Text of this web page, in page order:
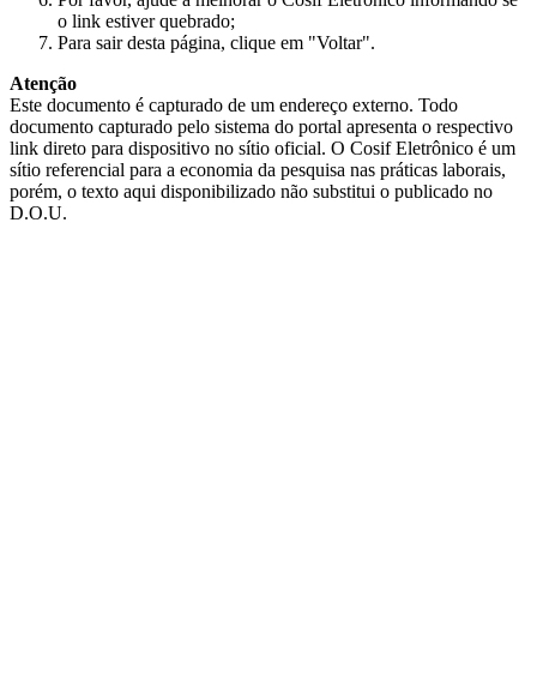
o link estiver quebrado;
Para sair desta página, clique em "Voltar".
Atenção
Este documento é capturado de um endereço externo. Todo
documento capturado pelo sistema do portal apresenta o respectivo
link direto para dispositivo no sítio oficial. O Cosif Eletrônico é um
sítio referencial para a economia da pesquisa nas práticas laborais,
porém, o texto aqui disponibilizado não substitui o publicado no
D.O.U.